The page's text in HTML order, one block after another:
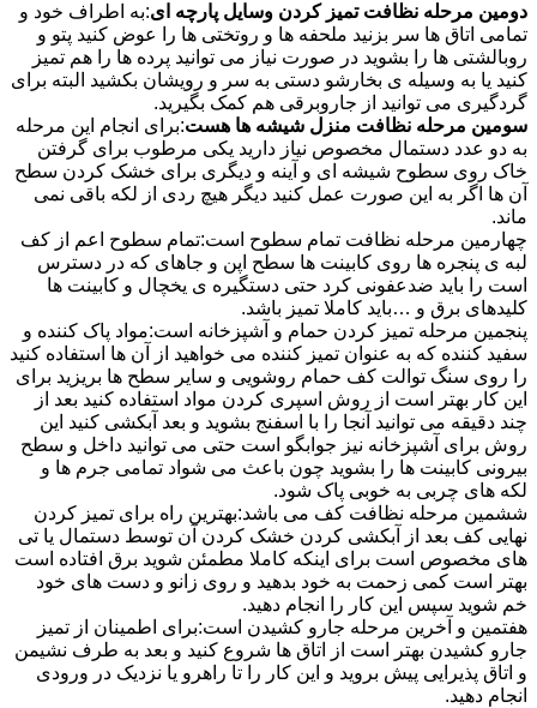
دومین مرحله نظافت تمیز کردن وسایل پارچه ای:به اطراف خود و
تمامی اتاق ها سر بزنید ملحفه ها و روتختی ها را عوض کنید پتو و
روبالشتی ها را بشوید در صورت نیاز می توانید پرده ها را هم تمیز
کنید یا به وسیله ی بخارشو دستی به سر و رویشان بکشید البته برای
گردگیری می توانید از جاروبرقی هم کمک بگیرید.
سومین مرحله نظافت منزل شیشه ها هست:برای انجام این مرحله
به دو عدد دستمال مخصوص نیاز دارید یکی مرطوب برای گرفتن
خاک روی سطوح شیشه ای و آینه و دیگری برای خشک کردن سطح
آن ها اگر به این صورت عمل کنید دیگر هیچ ردی از لکه باقی نمی
ماند.
چهارمین مرحله نظافت تمام سطوح است:تمام سطوح اعم از کف
لبه ی پنجره ها روی کابینت ها سطح اپن و جاهای که در دسترس
است را باید ضدعفونی کرد حتی دستگیره ی یخچال و کابینت ها
کلیدهای برق و …باید کاملا تمیز باشد.
پنجمین مرحله تمیز کردن حمام و آشپزخانه است:مواد پاک کننده و
سفید کننده که به عنوان تمیز کننده می خواهید از آن ها استفاده کنید
را روی سنگ توالت کف حمام روشویی و سایر سطح ها بریزید برای
این کار بهتر است از روش اسپری کردن مواد استفاده کنید بعد از
چند دقیقه می توانید آنجا را با اسفنج بشوید و بعد آبکشی کنید این
روش برای آشپزخانه نیز جوابگو است حتی می توانید داخل و سطح
بیرونی کابینت ها را بشوید چون باعث می شواد تمامی جرم ها و
لکه های چربی به خوبی پاک شود.
ششمین مرحله نظافت کف می باشد:بهترین راه برای تمیز کردن
نهایی کف بعد از آبکشی کردن خشک کردن آن توسط دستمال یا تی
های مخصوص است برای اینکه کاملا مطمئن شوید برق افتاده است
بهتر است کمی زحمت به خود بدهید و روی زانو و دست های خود
خم شوید سپس این کار را انجام دهید.
هفتمین و آخرین مرحله جارو کشیدن است:برای اطمینان از تمیز
جارو کشیدن بهتر است از اتاق ها شروع کنید و بعد به طرف نشیمن
و اتاق پذیرایی پیش بروید و این کار را تا راهرو یا نزدیک در ورودی
انجام دهید.